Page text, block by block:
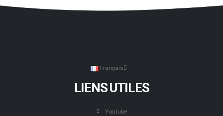
Français
LIENS UTILES
Youtube